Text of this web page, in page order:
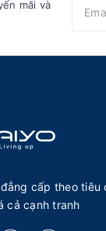
mãi và
cấp theo
cả cạnh tranh